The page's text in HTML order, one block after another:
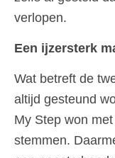
verlopen.
Een ijzersterk
Wat betreft de
altijd gesteund
My Step won
stemmen.